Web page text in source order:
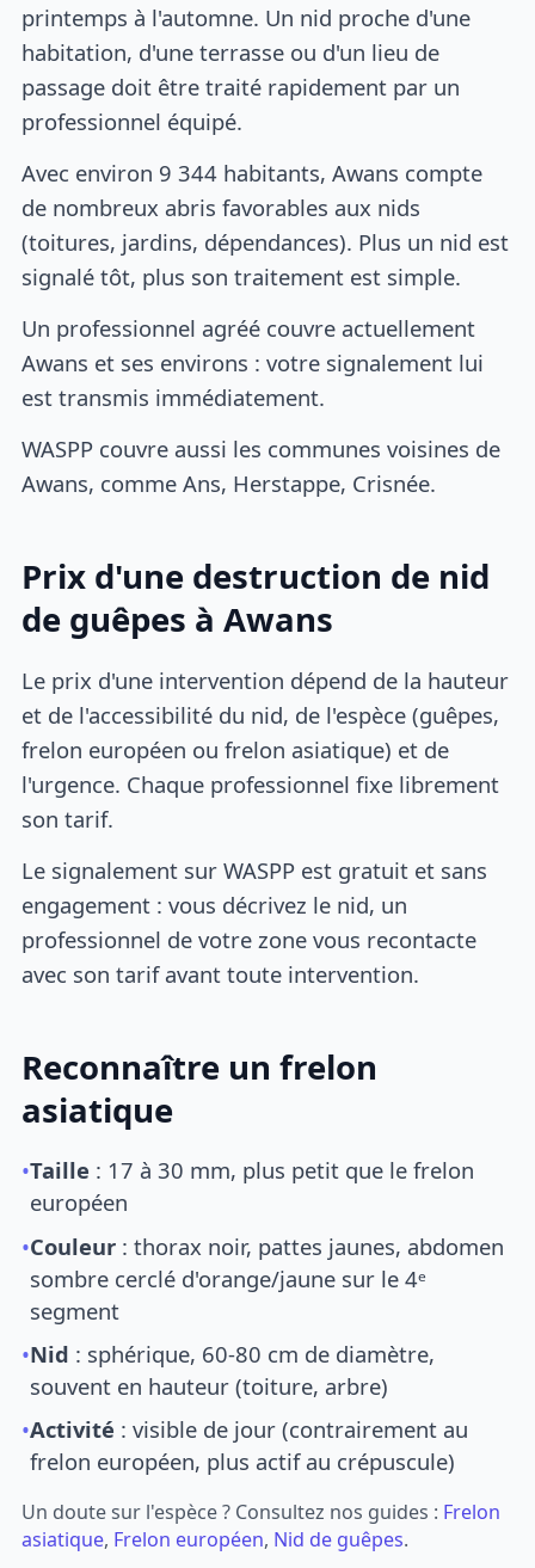
printemps à l'automne. Un nid proche d'une
habitation, d'une terrasse ou d'un lieu de
passage doit être traité rapidement par un
professionnel équipé.
Avec environ 9 344 habitants, Awans compte
de nombreux abris favorables aux nids
(toitures, jardins, dépendances). Plus un nid est
signalé tôt, plus son traitement est simple.
Un professionnel agréé couvre actuellement
Awans et ses environs : votre signalement lui
est transmis immédiatement.
WASPP couvre aussi les communes voisines de
Awans, comme Ans, Herstappe, Crisnée.
Prix d'une destruction de nid
de guêpes à Awans
Le prix d'une intervention dépend de la hauteur
et de l'accessibilité du nid, de l'espèce (guêpes,
frelon européen ou frelon asiatique) et de
l'urgence. Chaque professionnel fixe librement
son tarif.
Le signalement sur WASPP est gratuit et sans
engagement : vous décrivez le nid, un
professionnel de votre zone vous recontacte
avec son tarif avant toute intervention.
Reconnaître un frelon
asiatique
•Taille : 17 à 30 mm, plus petit que le frelon
européen
•Couleur : thorax noir, pattes jaunes, abdomen
sombre cerclé d'orange/jaune sur le 4ᵉ
segment
•Nid : sphérique, 60-80 cm de diamètre,
souvent en hauteur (toiture, arbre)
•Activité : visible de jour (contrairement au
frelon européen, plus actif au crépuscule)
Un doute sur l'espèce ? Consultez nos guides : Frelon
asiatique, Frelon européen, Nid de guêpes.